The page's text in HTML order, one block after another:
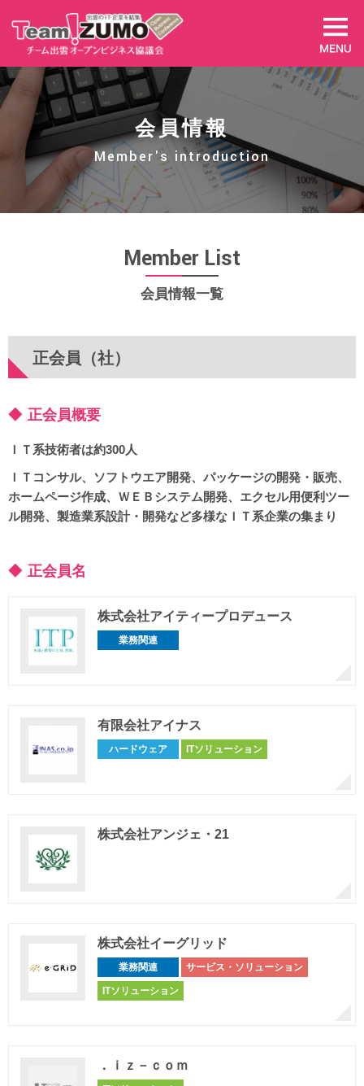
会員情報
Member's introduction
Member List
会員情報一覧
正会員（社）
正会員概要
ＩＴ系技術者は約300人
ＩＴコンサル、ソフトウエア開発、パッケージの開発・販売、
ホームページ作成、ＷＥＢシステム開発、エクセル用便利ツー
ル開発、製造業系設計・開発など多様なＩＴ系企業の集まり
正会員名
株式会社アイティープロデュース
業務関連
有限会社アイナス
ハードウェア ITソリューション
株式会社アンジェ・21
株式会社イーグリッド
業務関連 サービス・ソリューション
ITソリューション
．ｉｚ－ｃｏｍ